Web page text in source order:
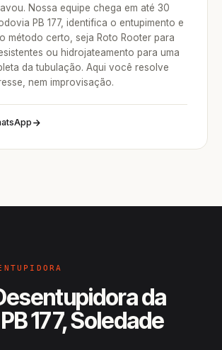
Nossa equipe chega em até 30
PB 177, identifica o entupimento e
método certo, seja Roto Rooter para
ou hidrojateamento para uma
da tubulação. Aqui você resolve
nem improvisação.
da
177, Soledade